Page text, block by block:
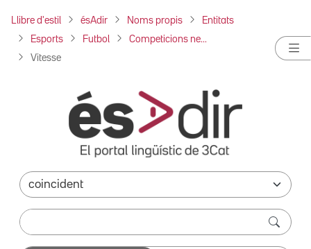
Llibre d'estil ésAdir Noms propis Entitats
Esports Futbol Competicions ne...
Vitesse